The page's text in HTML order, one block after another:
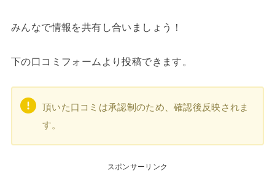
みんなで情報を共有し合いましょう！
下の口コミフォームより投稿できます。
頂いた口コミは承認制のため、確認後反映されま
す。
スポンサーリンク